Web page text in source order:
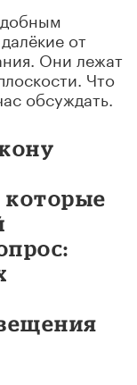
от
Они лежат
Что
обсуждать.
которые